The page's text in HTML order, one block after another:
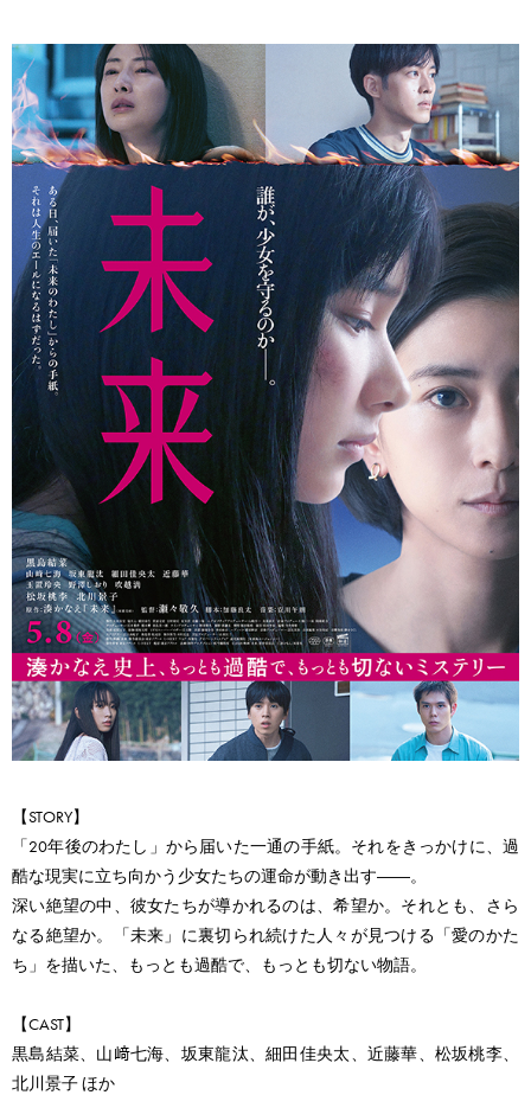
【STORY】
「20年後のわたし」から届いた一通の手紙。それをきっかけに、過
酷な現実に立ち向かう少女たちの運命が動き出す――。
深い絶望の中、彼女たちが導かれるのは、希望か。それとも、さら
なる絶望か。「未来」に裏切られ続けた人々が見つける「愛のかた
ち」を描いた、もっとも過酷で、もっとも切ない物語。
【CAST】
黒島結菜、山﨑七海、坂東龍汰、細田佳央太、近藤華、松坂桃李、
北川景子 ほか